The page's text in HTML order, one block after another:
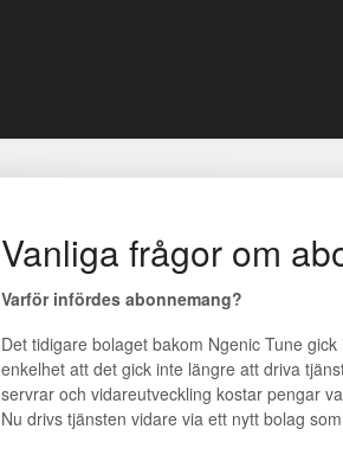
Vanliga frågor om
Varför infördes abonnemang?
Det tidigare bolaget bakom Ngenic Tune
enkelhet att det gick inte längre att driva
servrar och vidareutveckling kostar pengar
Nu drivs tjänsten vidare via ett nytt bolag